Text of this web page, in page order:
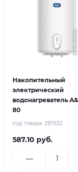
Накопительный
электрический
водонагреватель
80
Код товара: 287632
587.10 руб.